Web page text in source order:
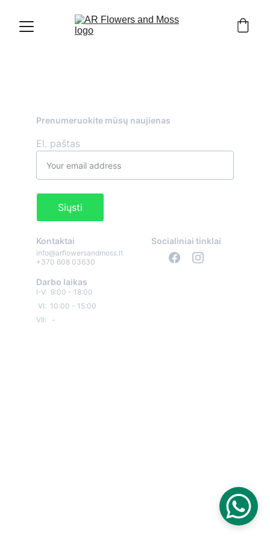
Kontaktai
El. paštas
Siųsti
info@arflowersandmoss.lt
+370 608 03630
Socialiniai tinklai
Prenumeruokite mūsų naujienas
Darbo laikas
I-V:  9:00 - 18:00
VI:  10:00 - 15:00
VII:   -